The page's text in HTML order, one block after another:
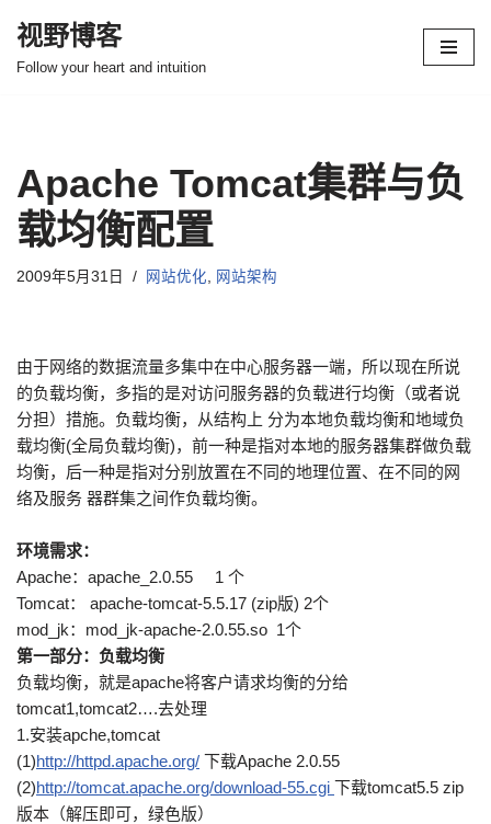
跳
视野博客
Follow your heart and intuition
Apache Tomcat集群与负
载均衡配置
2009年5月31日 网站优化, 网站架构
由于网络的数据流量多集中在中心服务器一端，所以现在所说
的负载均衡，多指的是对访问服务器的负载进行均衡（或者说
分担）措施。负载均衡，从结构上 分为本地负载均衡和地域负
载均衡(全局负载均衡)，前一种是指对本地的服务器集群做负载
均衡，后一种是指对分别放置在不同的地理位置、在不同的网
络及服务 器群集之间作负载均衡。
环境需求：
Apache：apache_2.0.55 1 个
Tomcat： apache-tomcat-5.5.17 (zip版) 2个
mod_jk：mod_jk-apache-2.0.55.so 1个
第一部分：负载均衡
负载均衡，就是apache将客户请求均衡的分给
tomcat1,tomcat2….去处理
1.安装apche,tomcat
(1)http://httpd.apache.org/ 下载Apache 2.0.55
(2)http://tomcat.apache.org/download-55.cgi 下载tomcat5.5 zip
版本（解压即可，绿色版）